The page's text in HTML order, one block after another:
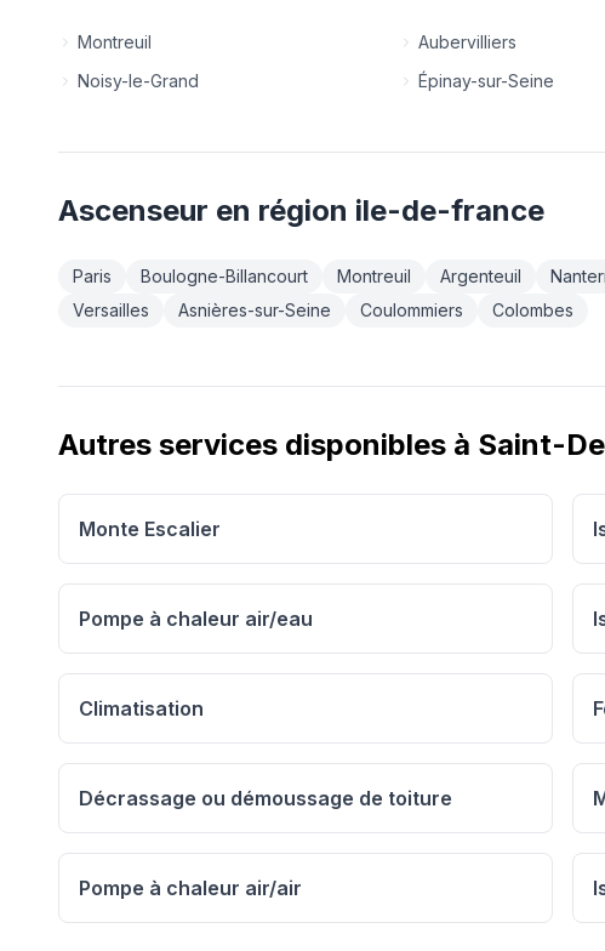
Montreuil Aubervilliers
Noisy-le-Grand
Épinay-sur-Seine
Ascenseur en région ile-de-france
Paris Boulogne-Billancourt Montreuil Argenteuil
Versailles
Asnières-sur-Seine Coulommiers Colombes
Autres services disponibles à Saint-
Monte Escalier
Pompe à chaleur air/eau
Climatisation
Décrassage ou démoussage de toiture
Pompe à chaleur air/air